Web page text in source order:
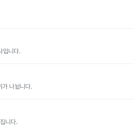
입니다.
가 나뉩니다.
니다.